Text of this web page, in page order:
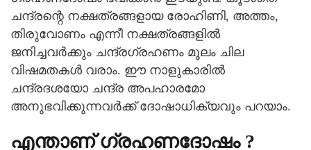
ചന്ദ്രന്റെ നക്ഷത്രങ്ങളായ രോഹിണി, അത്തം,
തിരുവോണം എന്നീ നക്ഷത്രങ്ങളിൽ
ജനിച്ചവർക്കും ചന്ദ്രഗ്രഹണം മൂലം ചില
വിഷമതകൾ വരാം. ഈ നാളുകാരിൽ
ചന്ദ്രദശയോ ചന്ദ്ര അപഹാരമോ
അനുഭവിക്കുന്നവർക്ക് ദോഷാധിക്യവും പറയാം.
എന്താണ് ഗ്രഹണദോഷം ?